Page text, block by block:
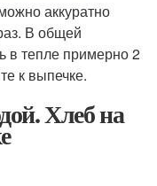
аккуратно
В общей
в тепле примерно 2
к выпечке.
Хлеб на